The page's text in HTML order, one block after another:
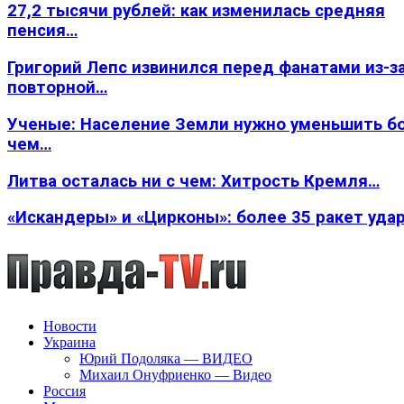
27,2 тысячи рублей: как изменилась средняя
пенсия…
Григорий Лепс извинился перед фанатами из-
повторной…
Ученые: Население Земли нужно уменьшить
чем…
Литва осталась ни с чем: Хитрость Кремля…
«Искандеры» и «Цирконы»: более 35 ракет
Новости
Украина
Юрий Подоляка — ВИДЕО
Михаил Онуфриенко — Видео
Россия